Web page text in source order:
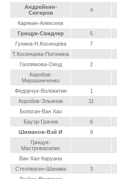
Андрейкин-
Сюгиров
4
Карякин-Алексеев
Грищук-Свидлер
5
Гунина-Н.Косинцева
7
Т.Косинцева-Погонина
Галлямова-Овод
2
Коробов-
Мирошниченко
Федорчук-Волокитин 1
Коробов-Эльянов
11
Бологан-Ван Хао
Бауэр-Грачев
6
Шиманов-Вэй И
9
Грищук-
Мастровасилис
Ван Хао-Каруана
Стеллваген-Шанава
3